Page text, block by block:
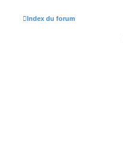
Index du forum